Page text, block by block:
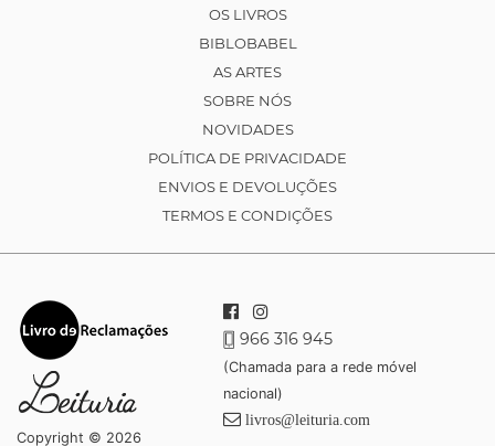
OS LIVROS
BIBLOBABEL
AS ARTES
SOBRE NÓS
NOVIDADES
POLÍTICA DE PRIVACIDADE
ENVIOS E DEVOLUÇÕES
TERMOS E CONDIÇÕES
Copyright © 2026
966 316 945
(Chamada para a rede móvel
nacional)
livros@leituria.com